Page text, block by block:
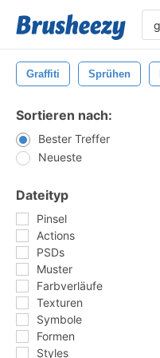
Graffiti Sprühen
Sortieren nach:
Bester Treffer
Neueste
Dateityp
Pinsel
Actions
PSDs
Muster
Farbverläufe
Texturen
Symbole
Formen
Styles